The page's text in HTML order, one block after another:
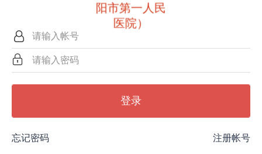
阳市第一人民
医院）
登录
忘记密码 注册帐号